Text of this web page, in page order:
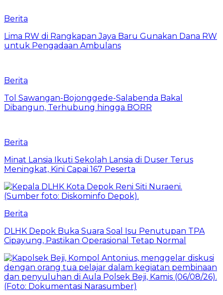
Berita
Lima RW di Rangkapan Jaya Baru Gunakan Dana RW
untuk Pengadaan Ambulans
Berita
Tol Sawangan-Bojonggede-Salabenda Bakal
Dibangun, Terhubung hingga BORR
Berita
Minat Lansia Ikuti Sekolah Lansia di Duser Terus
Meningkat, Kini Capai 167 Peserta
Berita
DLHK Depok Buka Suara Soal Isu Penutupan TPA
Cipayung, Pastikan Operasional Tetap Normal